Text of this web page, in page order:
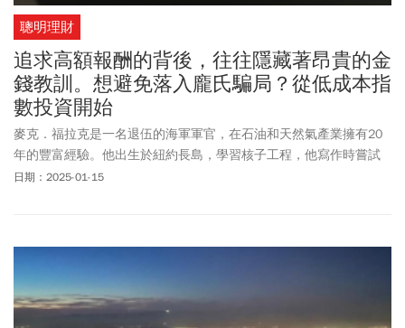
聰明理財
追求高額報酬的背後，往往隱藏著昂貴的金
錢教訓。想避免落入龐氏騙局？從低成本指
數投資開始
麥克．福拉克是一名退伍的海軍軍官，在石油和天然氣產業擁有20
年的豐富經驗。他出生於紐約長島，學習核子工程，他寫作時嘗試
帶著紐約人的懷疑眼光、工程師的邏輯感，希望還帶著一絲幽默
日期：2025-01-15